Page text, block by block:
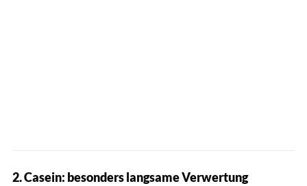
2. Casein: besonders langsame Verwertung